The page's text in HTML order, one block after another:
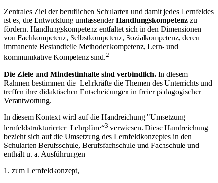
Zentrales Ziel der beruflichen Schularten und damit jedes Lernfeldes
ist es, die Entwicklung umfassenderHandlungskompetenz zu
fördern. Handlungskompetenz entfaltet sich in den Dimensionen
von Fachkompetenz, Selbstkompetenz, Sozialkompetenz, deren
immanente Bestandteile Methodenkompetenz, Lern- und
kommunikative Kompetenz sind.2
Die Ziele und Mindestinhalte sind verbindlich. In diesem
Rahmen bestimmen die Lehrkräfte die Themen des Unterrichts und
treffen ihre didaktischen Entscheidungen in freier pädagogischer
Verantwortung.
In diesem Kontext wird auf die Handreichung "Umsetzung
lernfeldstrukturierter Lehrpläne“3 verwiesen. Diese Handreichung
bezieht sich auf die Umsetzung des Lernfeldkonzeptes in den
Schularten Berufsschule, Berufsfachschule und Fachschule und
enthält u. a. Ausführungen
1. zum Lernfeldkonzept,